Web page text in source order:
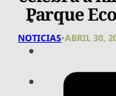
Parque
NOTICIAS•ABRIL 30,